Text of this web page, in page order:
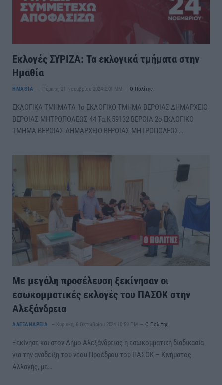
Εκλογές ΣΥΡΙΖΑ: Τα εκλογικά τμήματα στην
Ημαθία
ΗΜΑΘΙΑ Πέμπτη, 21 Νοεμβρίου 2024 2:01 ΜΜ Ο Πολίτης
ΕΚΛΟΓΙΚΑ ΤΜΗΜΑΤΑ 1ο ΕΚΛΟΓΙΚΟ ΤΜΗΜΑ ΒΕΡΟΙΑΣ ΔΗΜΑΡΧΕΙΟ
ΒΕΡΟΙΑΣ ΜΗΤΡΟΠΟΛΕΩΣ 44 Τα.Κ 59132 ΒΕΡΟΙΑ 2ο ΕΚΛΟΓΙΚΟ
ΤΜΗΜΑ ΒΕΡΟΙΑΣ ΔΗΜΑΡΧΕΙΟ ΒΕΡΟΙΑΣ ΜΗΤΡΟΠΟΛΕΩΣ…
Με μεγάλη προσέλευση ξεκίνησαν οι
εσωκομματικές εκλογές του ΠΑΣΟΚ στην
Αλεξάνδρεια
ΑΛΕΞΑΝΔΡΕΙΑ Κυριακή, 6 Οκτωβρίου 2024 10:59 ΠΜ Ο Πολίτης
Ξεκίνησε και στον Δήμο Αλεξάνδρειας η εσωκομματική διαδικασία
για την ανάδειξη του νέου Προέδρου του ΠΑΣΟΚ – Κινήματος
Αλλαγής, με…